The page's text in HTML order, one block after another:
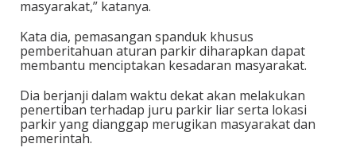
masyarakat,” katanya.
Kata dia, pemasangan spanduk khusus
pemberitahuan aturan parkir diharapkan dapat
membantu menciptakan kesadaran masyarakat.
Dia berjanji dalam waktu dekat akan melakukan
penertiban terhadap juru parkir liar serta lokasi
parkir yang dianggap merugikan masyarakat dan
pemerintah.